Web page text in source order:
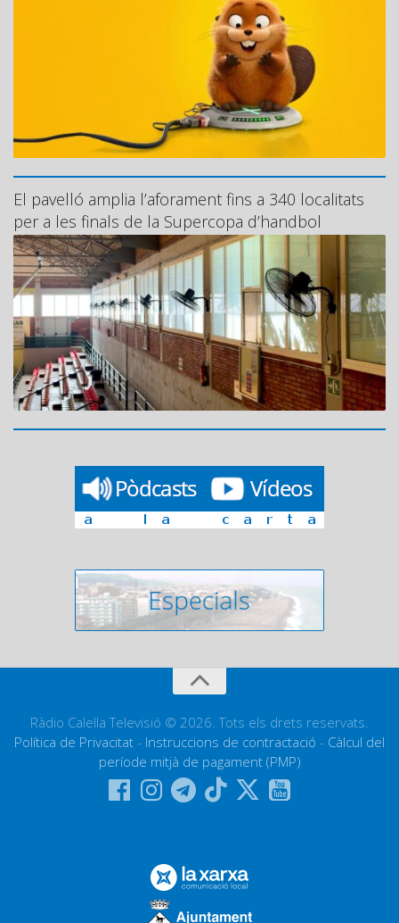
El pavelló amplia l’aforament fins a 340 localitats
per a les finals de la Supercopa d’handbol
Ràdio Calella Televisió © 2026. Tots els drets reservats.
Política de Privacitat - Instruccions de contractació - Càlcul del
període mitjà de pagament (PMP)